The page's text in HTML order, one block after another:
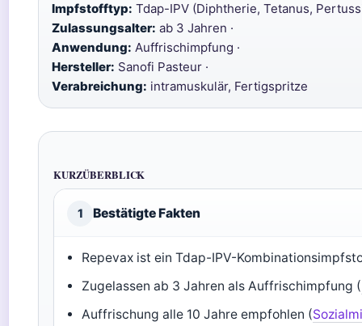
Impfstofftyp: Tdap-IPV (Diphtherie, Tetanus,
Zulassungsalter: ab 3 Jahren ·
Anwendung: Auffrischimpfung ·
Hersteller: Sanofi Pasteur ·
Verabreichung: intramuskulär, Fertigspritze
KURZÜBERBLICK
1 Bestätigte Fakten
Repevax ist ein Tdap-IPV-
Zugelassen ab 3 Jahren als Auffrischimpfung (
Auffrischung alle 10 Jahre empfohlen (